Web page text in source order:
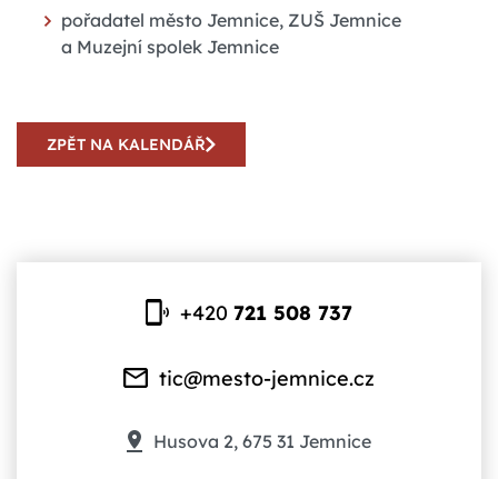
pořadatel město Jemnice, ZUŠ Jemnice
a Muzejní spolek Jemnice
ZPĚT NA KALENDÁŘ
+420721 508 737
tic@mesto-jemnice.cz
Husova 2, 675 31 Jemnice